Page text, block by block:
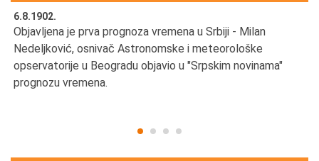
6.8.1902.
Objavljena je prva prognoza vremena u Srbiji - Milan
Nedeljković, osnivač Astronomske i meteorološke
opservatorije u Beogradu objavio u "Srpskim novinama"
prognozu vremena.